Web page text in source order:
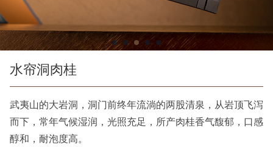
水帘洞肉桂
武夷山的大岩洞，洞门前终年流淌的两股清泉，从岩顶飞泻
而下，常年气候湿润，光照充足，所产肉桂香气馥郁，口感
醇和，耐泡度高。